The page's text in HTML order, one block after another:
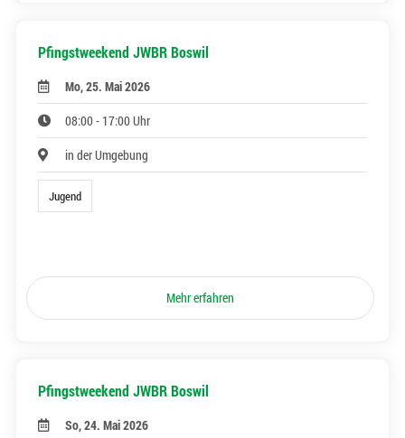
Pfingstweekend JWBR Boswil
Mo, 25. Mai 2026
08:00 - 17:00 Uhr
in der Umgebung
Jugend
Mehr erfahren
Pfingstweekend JWBR Boswil
So, 24. Mai 2026